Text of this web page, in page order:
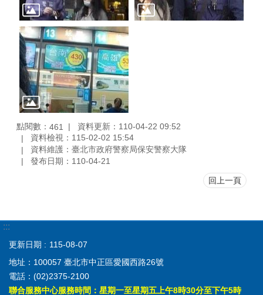
點閱數： 461
資料更新：110-04-22 09:52
資料檢視：115-02-02 15:54
資料維護：臺北市政府警察局保安警察大隊
發布日期：110-04-21
回上一頁
:::
更新日期
115-08-07
地址：100057 臺北市中正區愛國西路26號
電話：(02)2375-2100
聯合服務中心服務時間：星期一至星期五上午8時30分至下午5時